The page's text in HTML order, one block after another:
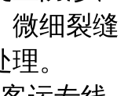
微细裂缝
。